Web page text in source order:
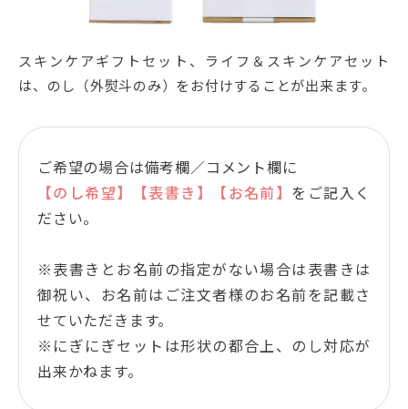
スキンケアギフトセット、ライフ＆スキンケアセット
は、のし（外熨斗のみ）をお付けすることが出来ます。
ご希望の場合は備考欄／コメント欄に
【のし希望】【表書き】【お名前】 をご記入く
ださい。
※表書きとお名前の指定がない場合は表書きは
御祝い、お名前はご注文者様のお名前を記載さ
せていただきます。
※にぎにぎセットは形状の都合上、のし対応が
出来かねます。